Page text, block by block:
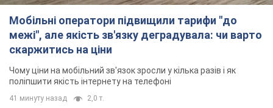
Мобільні оператори підвищили тарифи "до
межі", але якість зв'язку деградувала: чи варто
скаржитись на ціни
Чому ціни на мобільний зв'язок зросли у кілька разів і як
поліпшити якість інтернету на телефоні
41 минуту назад 2,0 т.